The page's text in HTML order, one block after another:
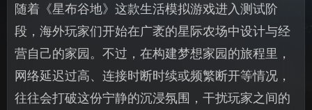
随着《星布谷地》这款生活模拟游戏进入测试阶
段，海外玩家们开始在广袤的星际农场中设计与经
营自己的家园。不过，在构建梦想家园的旅程里，
网络延迟过高、连接时断时续或频繁断开等情况，
往往会打破这份宁静的沉浸氛围，干扰玩家之间的